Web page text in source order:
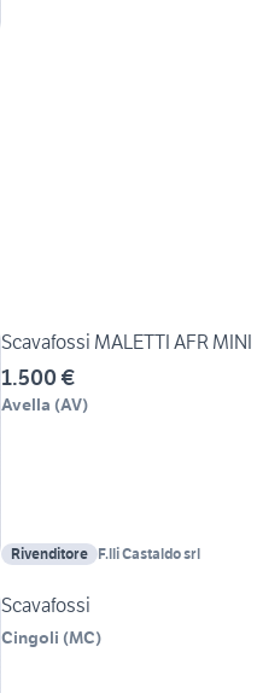
Scavafossi MALETTI AFR MINI
1.500 €
Avella (AV)
Rivenditore F.lli Castaldo srl
Scavafossi
Cingoli (MC)